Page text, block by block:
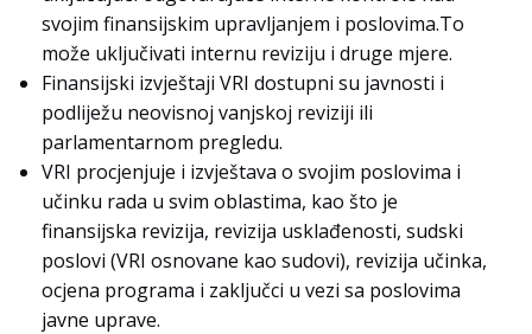
svojim finansijskim upravljanjem i poslovima.To
može uključivati internu reviziju i druge mjere.
Finansijski izvještaji VRI dostupni su javnosti i
podliježu neovisnoj vanjskoj reviziji ili
parlamentarnom pregledu.
VRI procjenjuje i izvještava o svojim poslovima i
učinku rada u svim oblastima, kao što je
finansijska revizija, revizija usklađenosti, sudski
poslovi (VRI osnovane kao sudovi), revizija učinka,
ocjena programa i zaključci u vezi sa poslovima
javne uprave.